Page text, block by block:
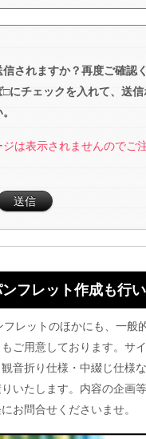
されますか？再度ご確認く
□にチェックを入れて、送
ジは表示されませんのでご
フレット作成も行
フレットのほかにも、一般
ご用意しております。サ
音折り仕様・中綴じ仕様
いたします。内容の企画
お問合せくださいませ。